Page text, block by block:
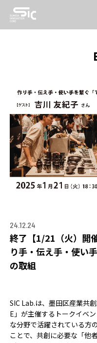
アク
24.12.24
終了【1/21（火）
り手・伝え手・使い
の取組
SIC Lab.は、墨田区産業共
E」が主催するトークイベ
な分野で活躍されている方
ことで、共創に必要な「他